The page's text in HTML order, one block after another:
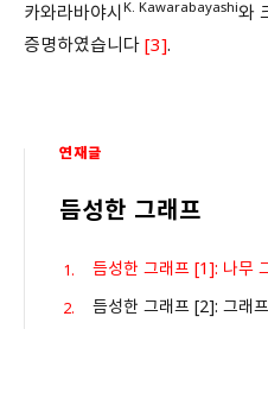
카와라바야시K. Kawarabayashi와
증명하였습니다 [3].
연재글
듬성한 그래프
듬성한 그래프 [1]: 나무
듬성한 그래프 [2]: 그래